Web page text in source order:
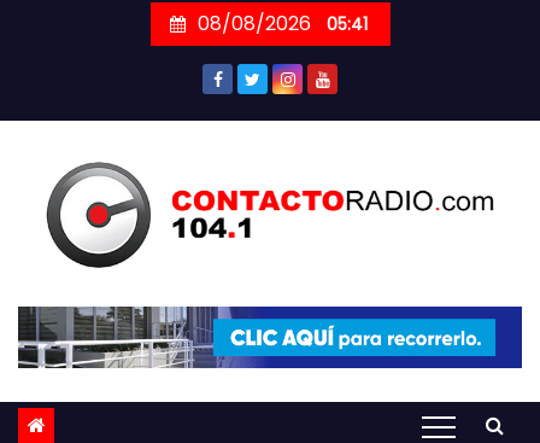
08/08/2026 05:41